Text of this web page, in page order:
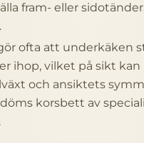
fram- eller
ofta att underkäken
ihop, vilket på sikt kan
och ansiktets
korsbett av